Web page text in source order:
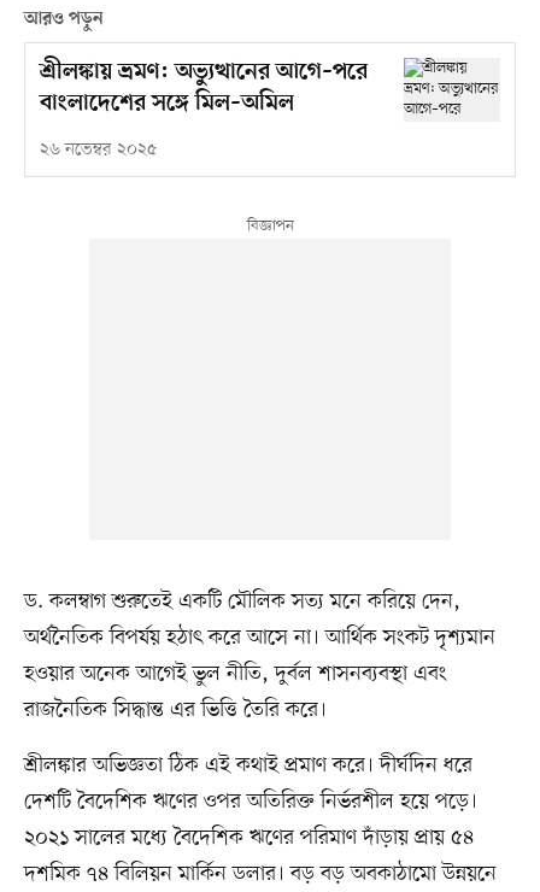
আরও পড়ুন
শ্রীলঙ্কায় ভ্রমণ: অভ্যুত্থানের আগে–পরে
বাংলাদেশের সঙ্গে মিল–অমিল
২৬ নভেম্বর ২০২৫
ড. কলম্বাগ শুরুতেই একটি মৌলিক সত্য মনে করিয়ে দেন,
অর্থনৈতিক বিপর্যয় হঠাৎ করে আসে না। আর্থিক সংকট দৃশ্যমান
হওয়ার অনেক আগেই ভুল নীতি, দুর্বল শাসনব্যবস্থা এবং
রাজনৈতিক সিদ্ধান্ত এর ভিত্তি তৈরি করে।
শ্রীলঙ্কার অভিজ্ঞতা ঠিক এই কথাই প্রমাণ করে। দীর্ঘদিন ধরে
দেশটি বৈদেশিক ঋণের ওপর অতিরিক্ত নির্ভরশীল হয়ে পড়ে।
২০২১ সালের মধ্যে বৈদেশিক ঋণের পরিমাণ দাঁড়ায় প্রায় ৫৪
দশমিক ৭৪ বিলিয়ন মার্কিন ডলার। বড় বড় অবকাঠামো উন্নয়নে